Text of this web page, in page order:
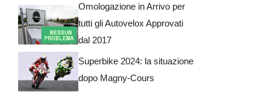
Omologazione in Arrivo per
tutti gli Autovelox Approvati
dal 2017
Superbike 2024: la situazione
dopo Magny-Cours